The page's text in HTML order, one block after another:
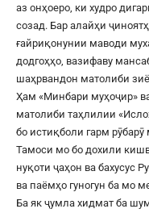
аз онҳоеро, ки худро
созад. Бар алайҳи
ғайриқонунии маводи
додгоҳҳо, вазифаву
шаҳрвандон матолиби
Ҳам «Минбари муҳоҷир»
матолиби таҳлилии
бо истиқболи гарм
Тамоси мо бо дохили
нуқоти ҷаҳон ва бахусус
ва паёмҳо гуногун ба мо
Ба як ҷумла хидмат ба